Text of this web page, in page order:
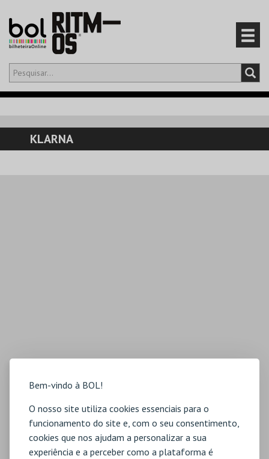
Bem-vindo à BOL!
O nosso site utiliza cookies essenciais para o
funcionamento do site e, com o seu consentimento,
cookies que nos ajudam a personalizar a sua
experiência e a perceber como a plataforma é
Olá,iniciar sessão
CARRINHO
EVENTOS
KLARNA